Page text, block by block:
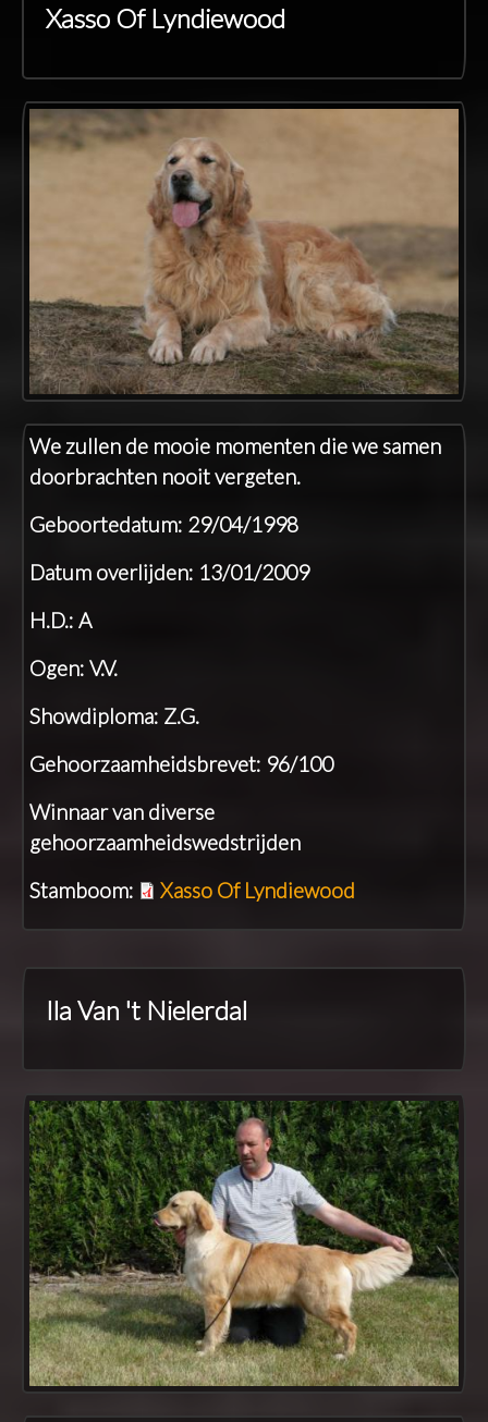
Xasso Of Lyndiewood
We zullen de mooie momenten die we samen
doorbrachten nooit vergeten.
Geboortedatum: 29/04/1998
Datum overlijden: 13/01/2009
H.D.: A
Ogen: V.V.
Showdiploma: Z.G.
Gehoorzaamheidsbrevet: 96/100
Winnaar van diverse
gehoorzaamheidswedstrijden
Stamboom:
Xasso Of Lyndiewood
Ila Van 't Nielerdal